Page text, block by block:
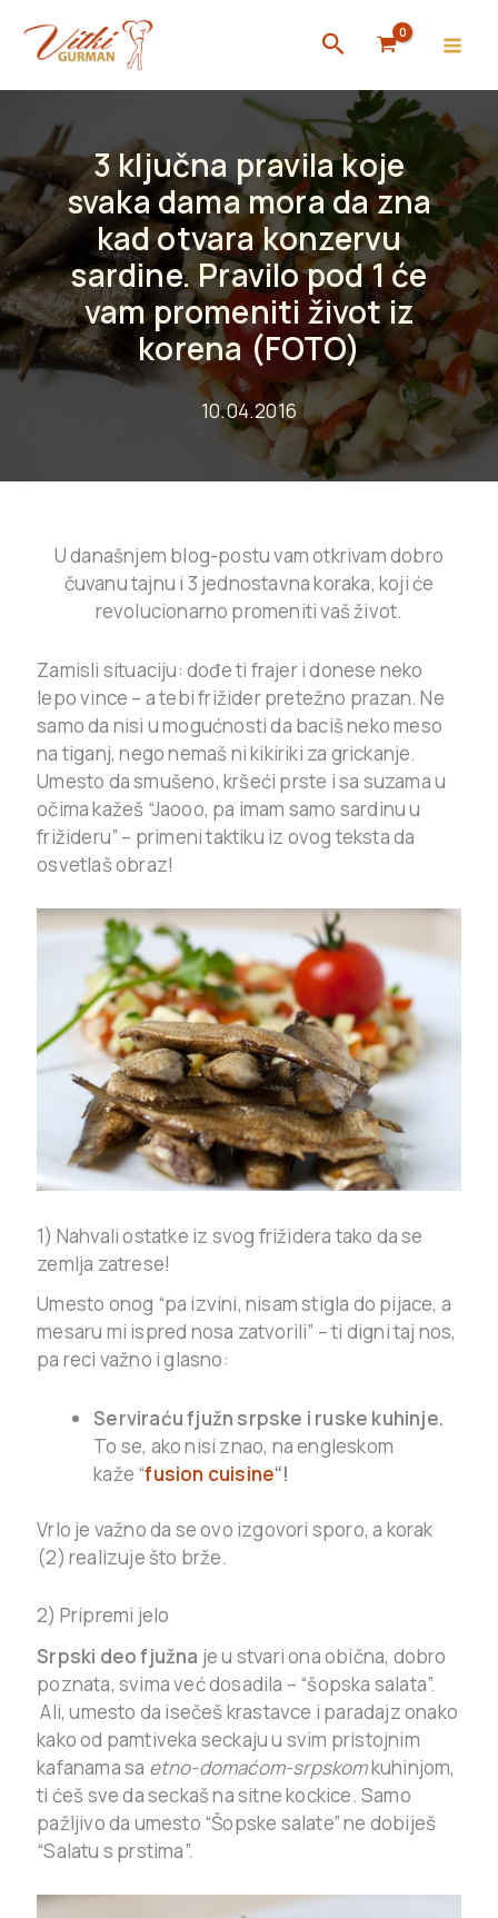
content
Search
3 ključna pravila koje
svaka dama mora da zna
kad otvara konzervu
sardine. Pravilo pod 1 će
vam promeniti život iz
korena (FOTO)
10.04.2016
U današnjem blog-postu vam otkrivam dobro
čuvanu tajnu i 3 jednostavna koraka, koji će
revolucionarno promeniti vaš život.
Zamisli situaciju: dođe ti frajer i donese neko
lepo vince – a tebi frižider pretežno prazan. Ne
samo da nisi u mogućnosti da baciš neko meso
na tiganj, nego nemaš ni kikiriki za grickanje.
Umesto da smušeno, kršeći prste i sa suzama u
očima kažeš “Jaooo, pa imam samo sardinu u
frižideru” – primeni taktiku iz ovog teksta da
osvetlaš obraz!
1) Nahvali ostatke iz svog frižidera tako da se
zemlja zatrese!
Umesto onog “pa izvini, nisam stigla do pijace, a
mesaru mi ispred nosa zatvorili” – ti digni taj nos,
pa reci važno i glasno:
Serviraću fjužn srpske i ruske kuhinje.
To se, ako nisi znao, na engleskom
kaže “fusion cuisine“!
Vrlo je važno da se ovo izgovori sporo, a korak
(2) realizuje što brže.
2) Pripremi jelo
Srpski deo fjužna je u stvari ona obična, dobro
poznata, svima već dosadila – “šopska salata”.
Ali, umesto da isečeš krastavce i paradajz onako
kako od pamtiveka seckaju u svim pristojnim
kafanama sa etno-domaćom-srpskomkuhinjom,
ti ćeš sve da seckaš na sitne kockice. Samo
pažljivo da umesto “Šopske salate” ne dobiješ
“Salatu s prstima”.